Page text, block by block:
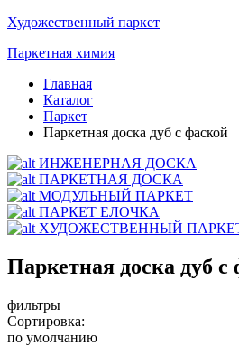
Художественный паркет
Паркетная химия
Главная
Каталог
Паркет
Паркетная доска дуб с фаской
ИНЖЕНЕРНАЯ ДОСКА
ПАРКЕТНАЯ ДОСКА
МОДУЛЬНЫЙ ПАРКЕТ
ПАРКЕТ ЕЛОЧКА
ХУДОЖЕСТВЕННЫЙ
Паркетная доска дуб с
фильтры
Сортировка:
по умолчанию